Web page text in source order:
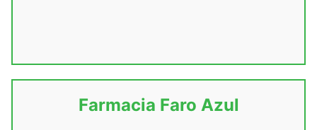
Farmacia Faro Azul